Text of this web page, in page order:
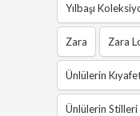
Yılbaşı
Zara Zara
Ünlülerin
Ünlülerin Stilleri